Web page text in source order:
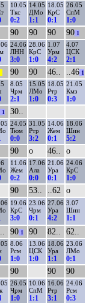
10.05
Ткс
0:2
14.05
ДМо
1:1
18.05
КрС
0:1
26.05
СпМ
1:0
90 90 90 90 1
24.06
ЛНН
3:0
28.06
КрС
1:0
1.07
Урм
4:2
4.07
ЦСК
2:1
90 90 46.. ..46 1
8.05
Чрм
2:1
15.05
ЛМо
1:0
18.05
Ртр
0:3
21.05
Кмз
1:0
1 30..
24.05
Тюм
0:0
31.05
Ртр
3:2
14.06
Жем
0:1
18.06
Шин
5:2
90 о 46.. о
11.06
Жем
0:2
17.06
Ала
0:0
21.06
Ура
0:1
24.06
КрС
1:0
90 53.. ..62 о
19.06
КрС
3:0
23.06
Чрм
0:1
27.06
Ура
4:2
3.07
Шин
1:1
90 1 90 82.. 62..
8.06
Рсм
1:0
13.06
ЦСК
1:0
18.06
Ура
1:1
23.06
ЛМо
0:1
90 90 90
26.05
Чрм
1:0
10.06
СпМ
1:1
16.06
Ртр
3:1
24.06
Рсм
0:3